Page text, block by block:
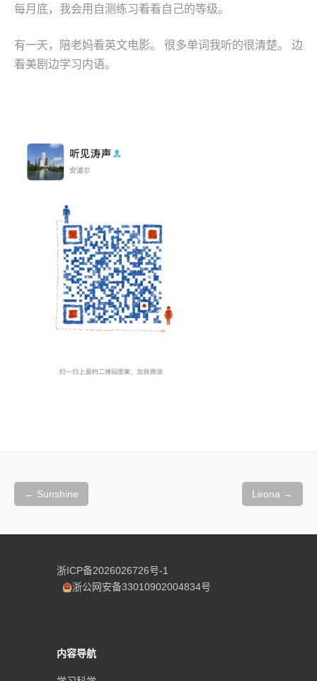
每月底，我会用自测练习看看自己的等级。
有一天，陪老妈看英文电影。 很多单词我听的很清楚。 边
看美剧边学习内语。
文
章
导
航
← Sunshine Leona →
浙ICP备2026026726号-1
浙公网安备33010902004834号
内容导航